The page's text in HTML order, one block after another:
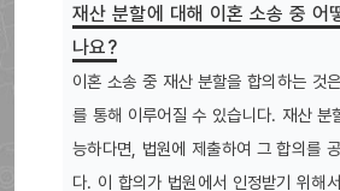
재산 분할에 대해 이혼 소송 중 어
나요?
이혼 소송 중 재산 분할을 합의하는 것
를 통해 이루어질 수 있습니다. 재산 분
능하다면, 법원에 제출하여 그 합의를
다. 이 합의가 법원에서 인정받기 위해